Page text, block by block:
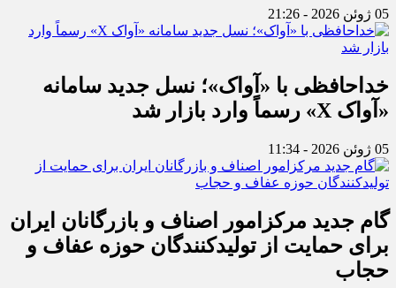
05 ژوئن 2026 - 21:26
خداحافظی با «آواک»؛ نسل جدید سامانه
«آواک X» رسماً وارد بازار شد
05 ژوئن 2026 - 11:34
گام جدید مرکزامور اصناف و بازرگانان ایران
برای حمایت از تولیدکنندگان حوزه عفاف و
حجاب